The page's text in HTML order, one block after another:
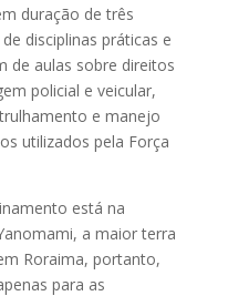
duração de três
disciplinas práticas e
de aulas sobre direitos
policial e veicular,
e manejo
utilizados pela Força
está na
a maior terra
Roraima, portanto,
para as